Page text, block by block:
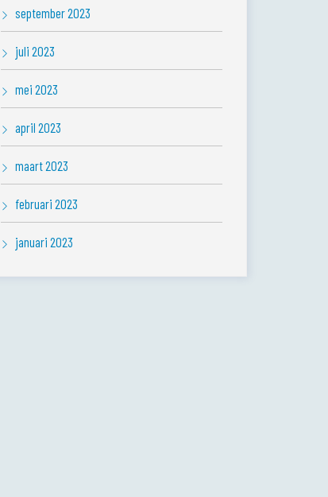
september 2023
juli 2023
mei 2023
april 2023
maart 2023
februari 2023
januari 2023